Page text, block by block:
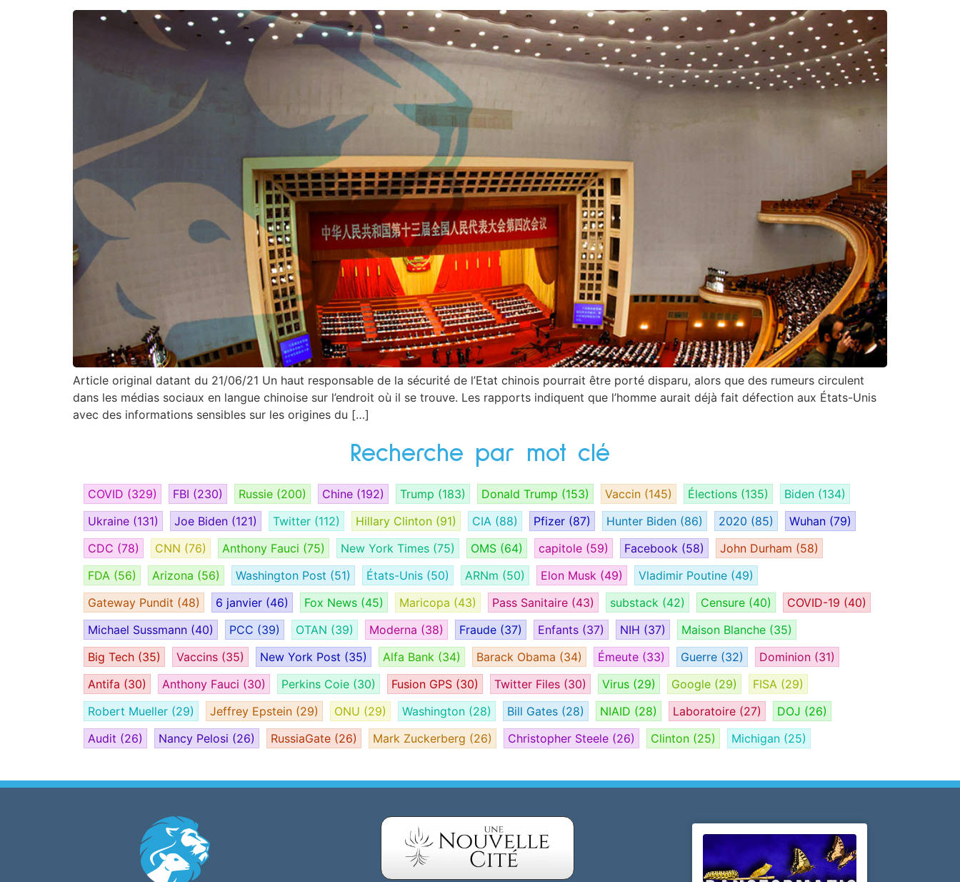
Article original datant du 21/06/21 Un haut responsable de la sécurité de l’Etat chinois pourrait être porté disparu, alors que des rumeurs circulent
dans les médias sociaux en langue chinoise sur l’endroit où il se trouve. Les rapports indiquent que l’homme aurait déjà fait défection aux États-Unis
avec des informations sensibles sur les origines du […]
Recherche par mot clé
COVID (329) FBI (230) Russie (200) Chine (192) Trump (183) Donald Trump (153) Vaccin (145) Élections (135) Biden (134)
Ukraine (131) Joe Biden (121) Twitter (112) Hillary Clinton (91) CIA (88) Pfizer (87) Hunter Biden (86) 2020 (85) Wuhan (79)
CDC (78) CNN (76) Anthony Fauci (75) New York Times (75) OMS (64) capitole (59) Facebook (58) John Durham (58)
FDA (56) Arizona (56) Washington Post (51) États-Unis (50) ARNm (50) Elon Musk (49) Vladimir Poutine (49)
Gateway Pundit (48) 6 janvier (46) Fox News (45) Maricopa (43) Pass Sanitaire (43) substack (42) Censure (40) COVID-19 (40)
Michael Sussmann (40) PCC (39) OTAN (39) Moderna (38) Fraude (37) Enfants (37) NIH (37) Maison Blanche (35)
Big Tech (35) Vaccins (35) New York Post (35) Alfa Bank (34) Barack Obama (34) Émeute (33) Guerre (32) Dominion (31)
Antifa (30) Anthony Fauci (30) Perkins Coie (30) Fusion GPS (30) Twitter Files (30) Virus (29) Google (29) FISA (29)
Robert Mueller (29) Jeffrey Epstein (29) ONU (29) Washington (28) Bill Gates (28) NIAID (28) Laboratoire (27) DOJ (26)
Audit (26) Nancy Pelosi (26) RussiaGate (26) Mark Zuckerberg (26) Christopher Steele (26) Clinton (25) Michigan (25)